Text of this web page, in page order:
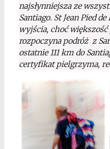
najsłynniejsza ze
Santiago. St Jean Pied
wyjścia, choć
rozpoczyna podróż z
ostatnie 111 km do
certyfikat pielgrzyma,